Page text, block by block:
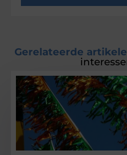
Gerelateerde